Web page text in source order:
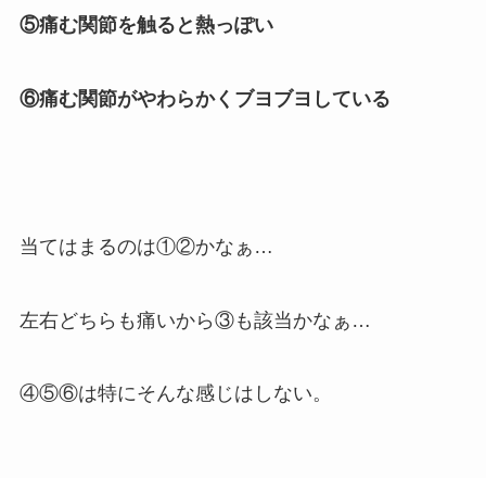
⑤痛む関節を触ると熱っぽい
⑥痛む関節がやわらかくブヨブヨしている
当てはまるのは①②かなぁ…
左右どちらも痛いから③も該当かなぁ…
④⑤⑥は特にそんな感じはしない。